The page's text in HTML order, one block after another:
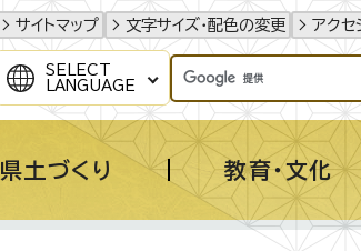
サイトマップ 文字サイズ・配色の変更 アクセ
SELECT
LANGUAGE
県土づくり 教育・文化